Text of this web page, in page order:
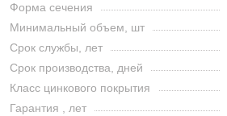
Форма сечения
Минимальный объем, шт
Срок службы, лет
Срок производства, дней
Класс цинкового покрытия
Гарантия , лет